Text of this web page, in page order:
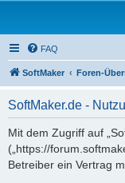
FAQ
SoftMaker Foren-
SoftMaker.de -
Mit dem Zugriff auf
(„https://
Betreiber ein Vertrag